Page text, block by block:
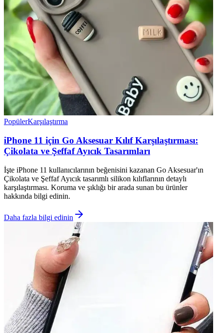
PopülerKarşılaştırma
iPhone 11 için Go Aksesuar Kılıf Karşılaştırması:
Çikolata ve Şeffaf Ayıcık Tasarımları
İşte iPhone 11 kullanıcılarının beğenisini kazanan Go Aksesuar'ın
Çikolata ve Şeffaf Ayıcık tasarımlı silikon kılıflarının detaylı
karşılaştırması. Koruma ve şıklığı bir arada sunan bu ürünler
hakkında bilgi edinin.
Daha fazla bilgi edinin